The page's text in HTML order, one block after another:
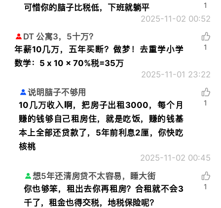
可惜你的脑子比税低，下班就躺平
2025-11-02 00:52
1
DT 公寓3，5十万？
年薪10几万，五年买断？做梦！去重学小学
数学：5 x 10 x 70%税=35万
2025-11-01 23:22
1
说明脑子不够用
10几万收入啊，把房子出租3000，每个月
赚的钱够自己租房住，就是吃饭，赚的钱基
本上全部还贷款了，5年前利息2厘，你快吃
核桃
2025-11-02 00:45
1
想5年还清房贷不太容易，睡大街
你也够笨，租出去你再租房？合租就不会3
千了，租金也得交税，地税保险呢？
1